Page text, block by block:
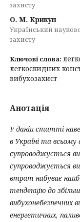
захисту
О. М. Крикун
Український
захисту
Ключові слова:
легкоскидних
вибухозахист
Анотація
У даній статті
в Україні та
супроводжується
супроводжується
втрат набуває
тенденцію до
вибухонебезпечних
енергетичних,